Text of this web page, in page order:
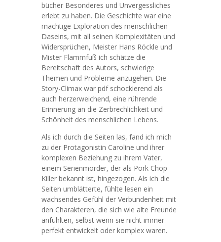
bücher Besonderes und Unvergessliches
erlebt zu haben. Die Geschichte war eine
mächtige Exploration des menschlichen
Daseins, mit all seinen Komplexitäten und
Widersprüchen, Meister Hans Röckle und
Mister Flammfuß ich schätze die
Bereitschaft des Autors, schwierige
Themen und Probleme anzugehen. Die
Story-Climax war pdf schockierend als
auch herzerweichend, eine rührende
Erinnerung an die Zerbrechlichkeit und
Schönheit des menschlichen Lebens.
Als ich durch die Seiten las, fand ich mich
zu der Protagonistin Caroline und ihrer
komplexen Beziehung zu ihrem Vater,
einem Serienmörder, der als Pork Chop
Killer bekannt ist, hingezogen. Als ich die
Seiten umblätterte, fühlte lesen ein
wachsendes Gefühl der Verbundenheit mit
den Charakteren, die sich wie alte Freunde
anfühlten, selbst wenn sie nicht immer
perfekt entwickelt oder komplex waren.